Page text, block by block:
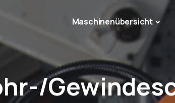
Maschinenübersicht